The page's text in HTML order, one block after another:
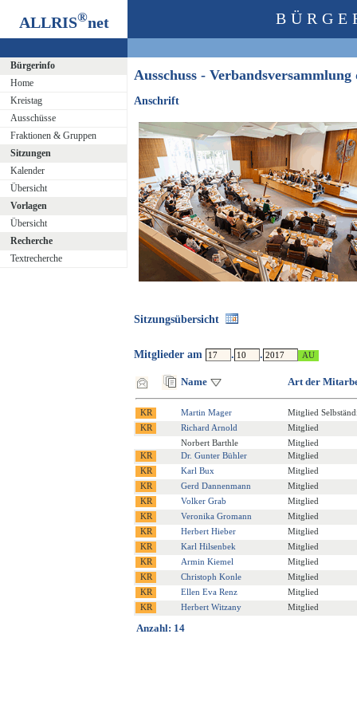
ALLRIS®net
Bürgerinfo
Home
Kreistag
Ausschüsse
Fraktionen & Gruppen
Sitzungen
Kalender
Übersicht
Vorlagen
Übersicht
Recherche
Textrecherche
Ausschuss -
Anschrift
Sitzungsübersicht
Mitglieder am . .
Name Art der
Martin Mager
Mitglied
Richard Arnold
Mitglied
Norbert Barthle
Mitglied
Dr. Gunter Bühler
Mitglied
Karl Bux
Mitglied
Gerd Dannenmann
Mitglied
Volker Grab
Mitglied
Veronika Gromann
Mitglied
Herbert Hieber
Mitglied
Karl Hilsenbek
Mitglied
Armin Kiemel
Mitglied
Christoph Konle
Mitglied
Ellen Eva Renz
Mitglied
Herbert Witzany
Mitglied
Anzahl: 14